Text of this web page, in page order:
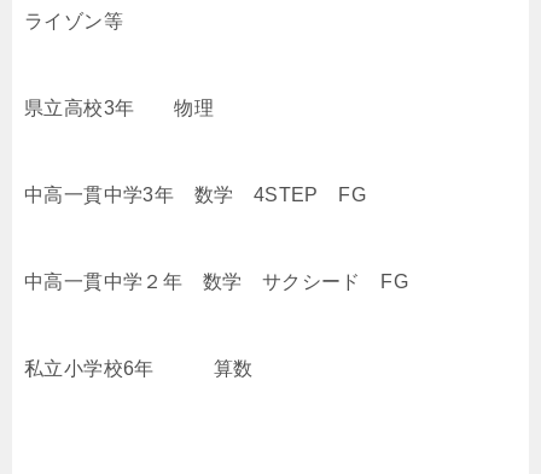
ライゾン等
県立高校3年 物理
中高一貫中学3年 数学 4STEP FG
中高一貫中学２年 数学 サクシード FG
私立小学校6年 算数